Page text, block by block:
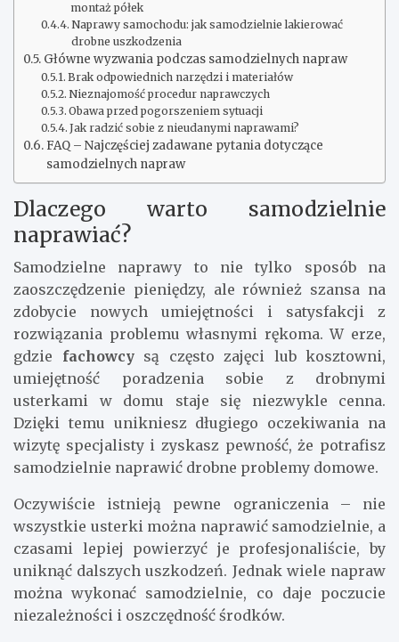
montaż półek
Naprawy samochodu: jak samodzielnie lakierować
drobne uszkodzenia
Główne wyzwania podczas samodzielnych napraw
Brak odpowiednich narzędzi i materiałów
Nieznajomość procedur naprawczych
Obawa przed pogorszeniem sytuacji
Jak radzić sobie z nieudanymi naprawami?
FAQ – Najczęściej zadawane pytania dotyczące
samodzielnych napraw
Dlaczego warto samodzielnie
naprawiać?
Samodzielne naprawy to nie tylko sposób na
zaoszczędzenie pieniędzy, ale również szansa na
zdobycie nowych umiejętności i satysfakcji z
rozwiązania problemu własnymi rękoma. W erze,
gdzie fachowcysą często zajęci lub kosztowni,
umiejętność poradzenia sobie z drobnymi
usterkami w domu staje się niezwykle cenna.
Dzięki temu unikniesz długiego oczekiwania na
wizytę specjalisty i zyskasz pewność, że potrafisz
samodzielnie naprawić drobne problemy domowe.
Oczywiście istnieją pewne ograniczenia – nie
wszystkie usterki można naprawić samodzielnie, a
czasami lepiej powierzyć je profesjonaliście, by
uniknąć dalszych uszkodzeń. Jednak wiele napraw
można wykonać samodzielnie, co daje poczucie
niezależności i oszczędność środków.